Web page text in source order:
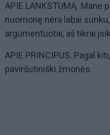
APIE LANKSTUMĄ. Mane
nuomonę nėra labai
argumentuotai, aš tikrai
APIE PRINCIPUS. Pagal
paviršutiniški žmonės.